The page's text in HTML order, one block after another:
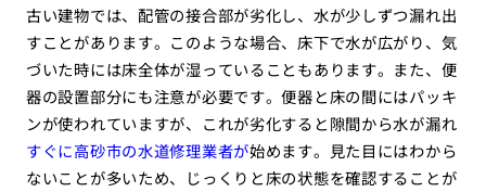
古い建物では、配管の接合部が劣化し、水が少しずつ漏れ出
すことがあります。このような場合、床下で水が広がり、気
づいた時には床全体が湿っていることもあります。また、便
器の設置部分にも注意が必要です。便器と床の間にはパッキ
ンが使われていますが、これが劣化すると隙間から水が漏れ
すぐに高砂市の水道修理業者が始めます。見た目にはわから
ないことが多いため、じっくりと床の状態を確認することが